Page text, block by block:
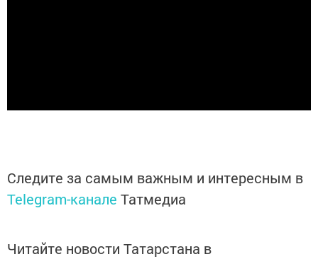
Следите за самым важным и интересным в
Telegram-канале Татмедиа
Читайте новости Татарстана в